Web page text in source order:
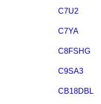
C7U2
C7YA
C8FSHG
C9SA3
CB18DBL